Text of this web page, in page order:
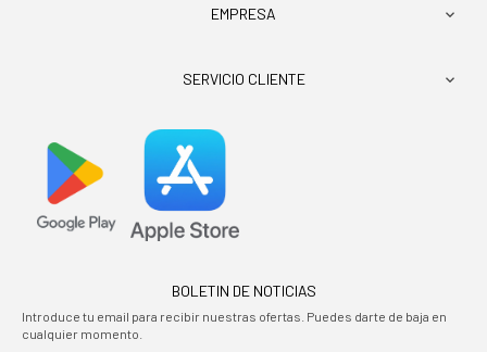
EMPRESA 
SERVICIO CLIENTE 
BOLETIN DE NOTICIAS
Introduce tu email para recibir nuestras ofertas. Puedes darte de baja en
cualquier momento.